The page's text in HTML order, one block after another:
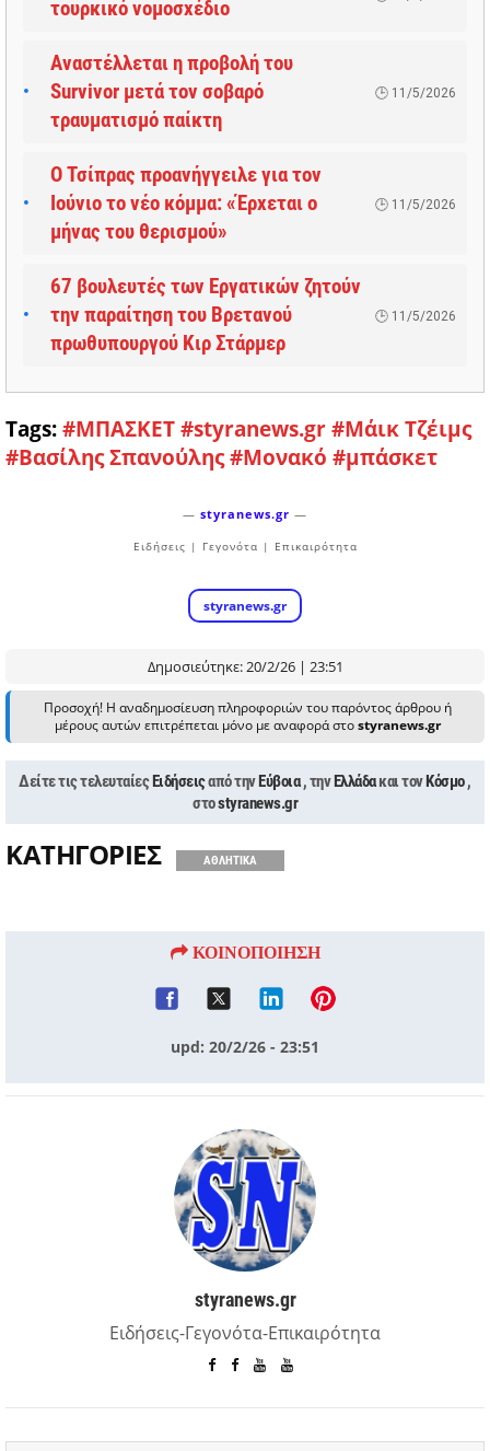
τουρκικό νομοσχέδιο
Αναστέλλεται η προβολή του
Survivor μετά τον σοβαρό
τραυματισμό παίκτη
11/5/2026
Ο Τσίπρας προανήγγειλε για τον
Ιούνιο το νέο κόμμα: «Έρχεται ο
μήνας του θερισμού»
11/5/2026
67 βουλευτές των Εργατικών ζητούν
την παραίτηση του Βρετανού
πρωθυπουργού Κιρ Στάρμερ
11/5/2026
Tags:#ΜΠΑΣΚΕΤ#styranews.gr#Μάικ Τζέιμς
#Βασίλης Σπανούλης#Μονακό #μπάσκετ
— styranews.gr —
Ειδήσεις | Γεγονότα | Επικαιρότητα
styranews.gr
Δημοσιεύτηκε: 20/2/26 | 23:51
Προσοχή! Η αναδημοσίευση πληροφοριών του παρόντος άρθρου ή
μέρους αυτών επιτρέπεται μόνο με αναφορά στοstyranews.gr
Δείτε τις τελευταίεςΕιδήσειςαπό τηνΕύβοια , τηνΕλλάδακαι τονΚόσμο,
στοstyranews.gr
ΚΑΤΗΓΟΡΙΕΣ ΑΘΛΗΤΙΚΑ
ΚΟΙΝΟΠΟΙΗΣΗ
upd: 20/2/26 - 23:51
styranews.gr
Ειδήσεις-Γεγονότα-Επικαιρότητα